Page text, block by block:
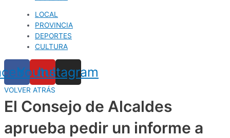
LOCAL
PROVINCIA
DEPORTES
CULTURA
Youtube
Instagram
VOLVER ATRÁS
El Consejo de Alcaldes
aprueba pedir un informe a